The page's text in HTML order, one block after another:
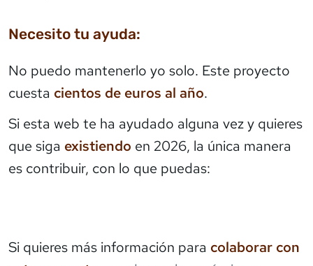
Necesito tu ayuda:
No puedo mantenerlo yo solo. Este proyecto
cuesta cientos de euros al año.
Si esta web te ha ayudado alguna vez y quieres
que siga existiendo en 2026, la única manera
es contribuir, con lo que puedas:
Si quieres más información para colaborar con